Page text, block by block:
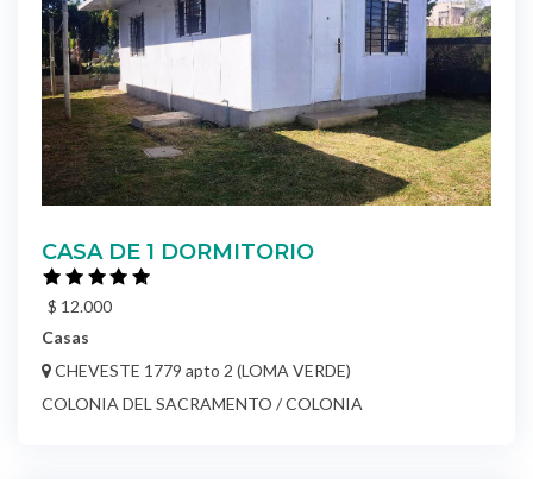
CASA DE 1 DORMITORIO
$ 12.000
Casas
CHEVESTE 1779 apto 2 (LOMA VERDE)
COLONIA DEL SACRAMENTO / COLONIA